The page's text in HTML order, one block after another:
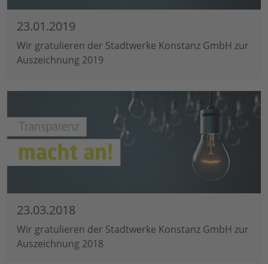
23.01.2019
Wir gratulieren der Stadtwerke Konstanz GmbH zur
Auszeichnung 2019
23.03.2018
Wir gratulieren der Stadtwerke Konstanz GmbH zur
Auszeichnung 2018